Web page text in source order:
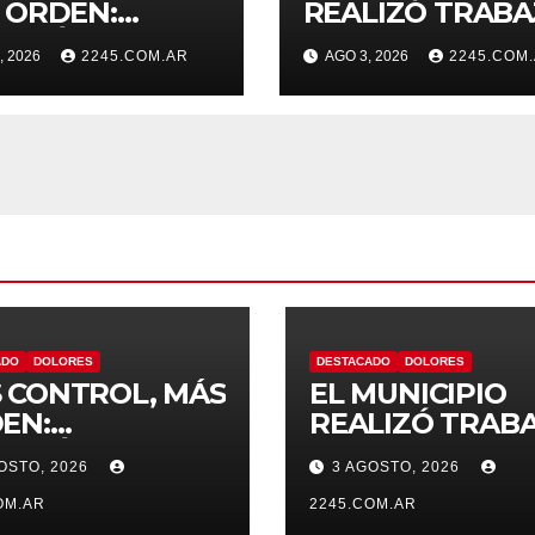
LOS
DE
2026 2245.COM.AR
REALIZÓ
DE PINTURA EN
ESCUELA N.º 10
AGO 3, 2026
DOLORES
CONTROL, MÁS
LOS
DE
2026
DESTACADO DOLORES
EL MUNICIPIO
REALIZÓ
DE PINTURA
ESCUELA N.º 10
3 AGOSTO, 2026
2245.COM.AR